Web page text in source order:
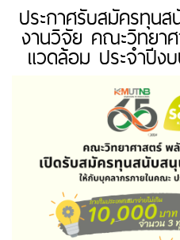
ประกาศรับสมัครทุน
งานวิจัย คณะวิทยา
แวดล้อม ประจำปีง